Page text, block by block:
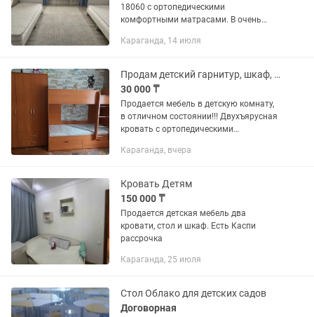
18060 с ортопедическими
комфортными матрасами. В очень
подарок
Караганда, 14 июля
Продам детский гарнитур, шкаф, кровать, стол, комод
30 000 ₸
Продается мебель в детскую комнату,
в отличном состоянии!!! Двухъярусная
кровать с ортопедическими
письменный стол, шкаф, комод (не из
Караганда, вчера
Кровать Детям
150 000 ₸
Продается детская мебель два
кровати, стол и шкаф. Есть Каспи
рассрочка
Караганда, 25 июля
Стол Облако для детских садов
Договорная